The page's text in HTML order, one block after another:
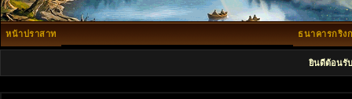
หน้าปราสาท ธนาคารกริง
ยินดีต้อนรับ